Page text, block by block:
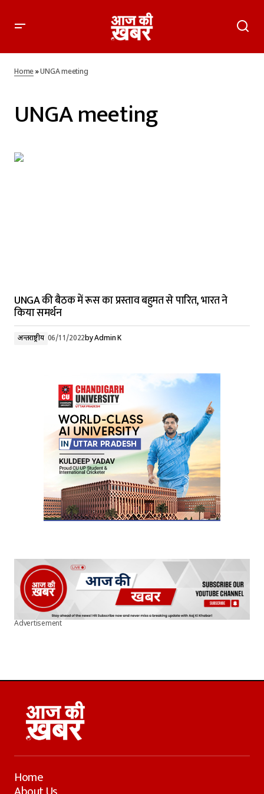
Home»UNGA meeting
UNGA meeting
UNGA की बैठक में रूस का प्रस्ताव बहुमत से पारित, भारत ने
किया समर्थन
अन्तर्राष्ट्रीय 06/11/2022byAdmin K
Advertisement
Home